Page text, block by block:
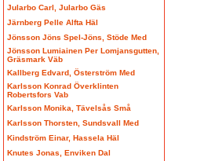
Jularbo Carl, Jularbo Gäs
Järnberg Pelle Alfta Häl
Jönsson Jöns Spel-Jöns, Stöde Med
Jönsson Lumiainen Per Lomjansgutten,
Gräsmark Väb
Kallberg Edvard, Österström Med
Karlsson Konrad Överklinten
Robertsfors Vab
Karlsson Monika, Tävelsås Små
Karlsson Thorsten, Sundsvall Med
Kindström Einar, Hassela Häl
Knutes Jonas, Enviken Dal